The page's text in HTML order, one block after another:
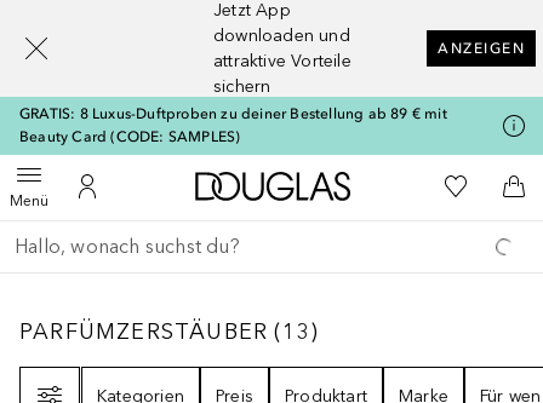
Jetzt App
downloaden und
attraktive Vorteile
sichern
ANZEIGEN
GRATIS: 8 Luxus-Duftproben zu deiner Bestellung ab 89 € mit
Beauty Card (CODE: SAMPLES)
MenüMenü öffnenZu Meinem Kundenkonto
Zur Douglas Startseite
Zu Meiner
Gehe zurück
Suche ausführen
PARFÜMZERSTÄUBER 13
PARFÜMZERSTÄUBER (13)
Kategorien
Preis Produktart Marke Für wen
[navigation.slideout.screenreader]